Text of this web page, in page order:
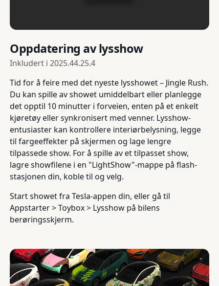
Oppdatering av lysshow
Inkludert i 2025.44.25.4
Tid for å feire med det nyeste lysshowet – Jingle Rush.
Du kan spille av showet umiddelbart eller planlegge
det opptil 10 minutter i forveien, enten på et enkelt
kjøretøy eller synkronisert med venner. Lysshow-
entusiaster kan kontrollere interiørbelysning, legge
til fargeeffekter på skjermen og lage lengre
tilpassede show. For å spille av et tilpasset show,
lagre showfilene i en "LightShow"-mappe på flash-
stasjonen din, koble til og velg.
Start showet fra Tesla-appen din, eller gå til
Appstarter > Toybox > Lysshow på bilens
berøringsskjerm.